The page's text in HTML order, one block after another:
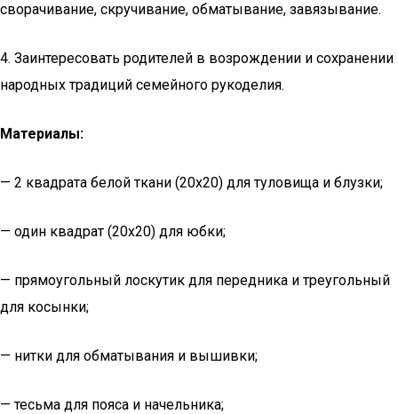
сворачивание, скручивание, обматывание, завязывание.
4. Заинтересовать родителей в возрождении и сохранении
народных традиций семейного рукоделия.
Материалы:
— 2 квадрата белой ткани (20х20) для туловища и блузки;
— один квадрат (20х20) для юбки;
— прямоугольный лоскутик для передника и треугольный
для косынки;
— нитки для обматывания и вышивки;
— тесьма для пояса и начельника;